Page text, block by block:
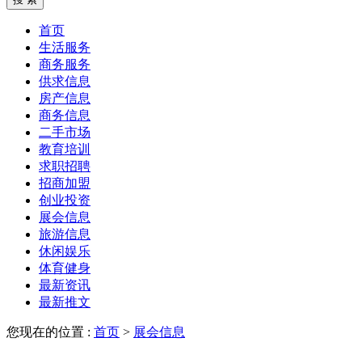
首页
生活服务
商务服务
供求信息
房产信息
商务信息
二手市场
教育培训
求职招聘
招商加盟
创业投资
展会信息
旅游信息
休闲娱乐
体育健身
最新资讯
最新推文
您现在的位置 : 首页 > 展会信息